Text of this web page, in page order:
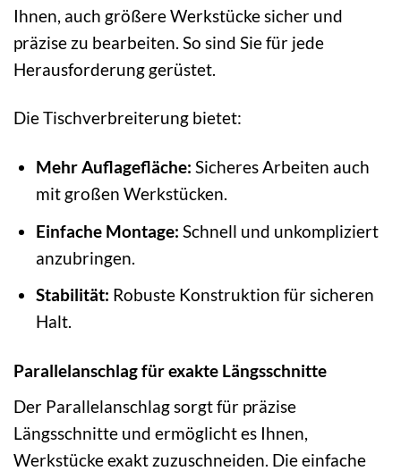
Ihnen, auch größere Werkstücke sicher und
präzise zu bearbeiten. So sind Sie für jede
Herausforderung gerüstet.
Die Tischverbreiterung bietet:
Mehr Auflagefläche: Sicheres Arbeiten auch
mit großen Werkstücken.
Einfache Montage: Schnell und unkompliziert
anzubringen.
Stabilität: Robuste Konstruktion für sicheren
Halt.
Parallelanschlag für exakte Längsschnitte
Der Parallelanschlag sorgt für präzise
Längsschnitte und ermöglicht es Ihnen,
Werkstücke exakt zuzuschneiden. Die einfache